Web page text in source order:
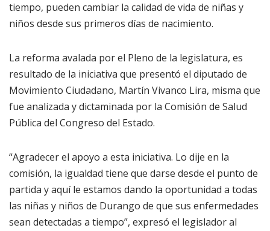
tiempo, pueden cambiar la calidad de vida de niñas y
niños desde sus primeros días de nacimiento.
La reforma avalada por el Pleno de la legislatura, es
resultado de la iniciativa que presentó el diputado de
Movimiento Ciudadano, Martín Vivanco Lira, misma que
fue analizada y dictaminada por la Comisión de Salud
Pública del Congreso del Estado.
“Agradecer el apoyo a esta iniciativa. Lo dije en la
comisión, la igualdad tiene que darse desde el punto de
partida y aquí le estamos dando la oportunidad a todas
las niñas y niños de Durango de que sus enfermedades
sean detectadas a tiempo”, expresó el legislador al